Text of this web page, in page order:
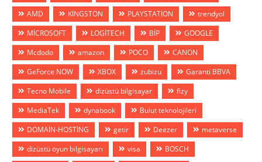
AMD
KİNGSTON PLAYSTATİON
trendyol
MİCROSOFT
LOGİTECH BİP
GOOGLE
Mcdodo
amazon POCO
CANON
GeForce NOW
XBOX zubizu
Garanti BBVA
Tecno Mobile
dizüstü bilgisayar
fizy
MediaTek
dynabook
Bulut teknolojileri
DOMAİN-HOSTİNG
getir Deezer
metaverse
dizüstü oyun bilgisayarı
visa
BOSCH